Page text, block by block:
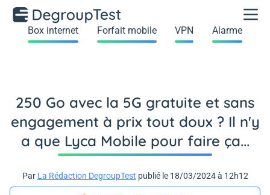
Box internet Forfait mobile VPN Alarme
250 Go avec la 5G gratuite et sans
engagement à prix tout doux ? Il n'y
a que Lyca Mobile pour faire ça...
Par La Rédaction DegroupTest publié le 18/03/2024 à 12h12